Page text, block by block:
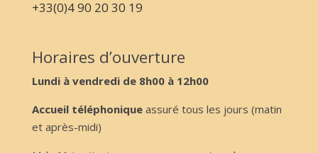
+33(0)4 90 20 30 19
Horaires d’ouverture
Lundi à vendredi de 8h00 à 12h00
Accueil téléphoniqueassuré tous les jours (matin
et après-midi)